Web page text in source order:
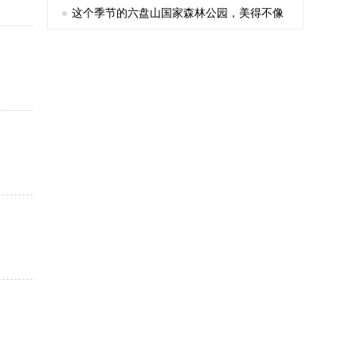
这个季节的六盘山国家森林公园，美得不像